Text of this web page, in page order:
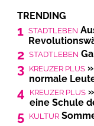
TRENDING
1 STADTLEBEN
2 STADTLEBEN
3 KREUZER PLUS
normale
4 KREUZER PLUS
eine Schule
5 KULTUR